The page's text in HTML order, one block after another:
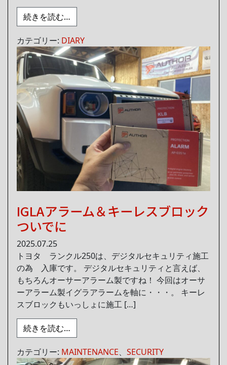
続きを読む…
カテゴリー: DIARY
IGLAアラーム＆キーレスブロック
ついでに
2025.07.25
トヨタ ランクル250は、デジタルセキュリティ施工
の為 入庫です。 デジタルセキュリティと言えば、
もちろんオーサーアラーム製ですね！ 今回はオーサ
ーアラーム製イグラアラームを軸に・・・。 キーレ
スブロックもいっしょに施工 […]
続きを読む…
カテゴリー: MAINTENANCE、 SECURITY